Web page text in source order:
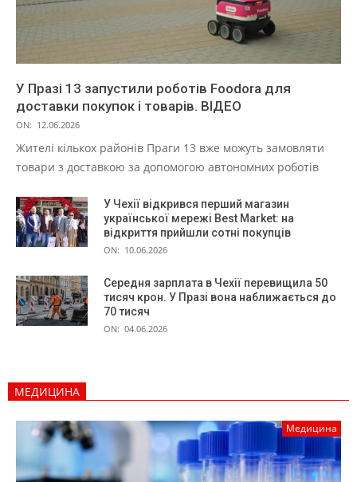
У Празі 13 запустили роботів Foodora для
доставки покупок і товарів. ВІДЕО
ON: 12.06.2026
Жителі кількох районів Праги 13 вже можуть замовляти
товари з доставкою за допомогою автономних роботів
У Чехії відкрився перший магазин
української мережі Best Market: на
відкриття прийшли сотні покупців
ON: 10.06.2026
Середня зарплата в Чехії перевищила 50
тисяч крон. У Празі вона наближається до
70 тисяч
ON: 04.06.2026
МЕДИЦИНА
Медицина